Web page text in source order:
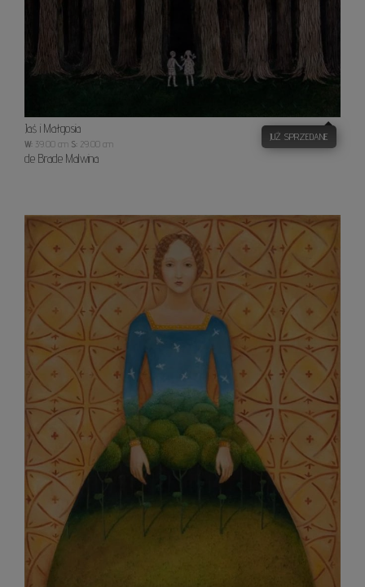
Jaś i Małgosia
W: 39.00 cm S: 29.00 cm
de Brade Malwina
JUŻ SPRZEDANE